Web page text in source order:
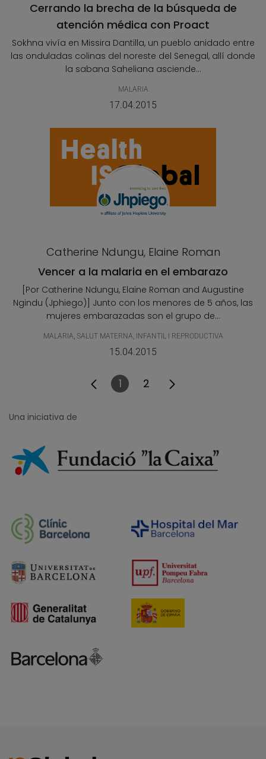
Cerrando la brecha de la búsqueda de
atención médica con Proact
Sokhna vivía en Missira Dantilla, un pueblo anidado entre
las onduladas colinas del noreste del Senegal, allí donde
la sabana Saheliana asciende...
MALARIA
17.04.2015
Catherine Ndungu, Elaine Roman
Vencer a la malaria en el embarazo
[Por Catherine Ndungu, Elaine Roman and Augustine
Ngindu (Jphiego)] Junto con los menores de 5 años, las
mujeres embarazadas son el grupo de...
MALARIA, SALUT MATERNA, INFANTIL I REPRODUCTIVA
15.04.2015
Pàgina
1
Pàgina
2
Una iniciativa de